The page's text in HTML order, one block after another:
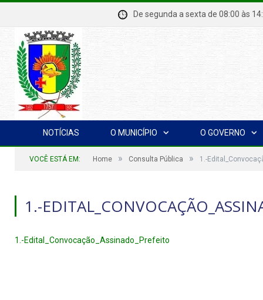
De segunda a sexta de 08:00
NOTÍCIAS O MUNICÍPIO O GOVERNO
VOCÊ ESTÁ EM: Home » Consulta Pública » 1.-
1.-
1.-Edital_Convocação_Assinado_Prefeito